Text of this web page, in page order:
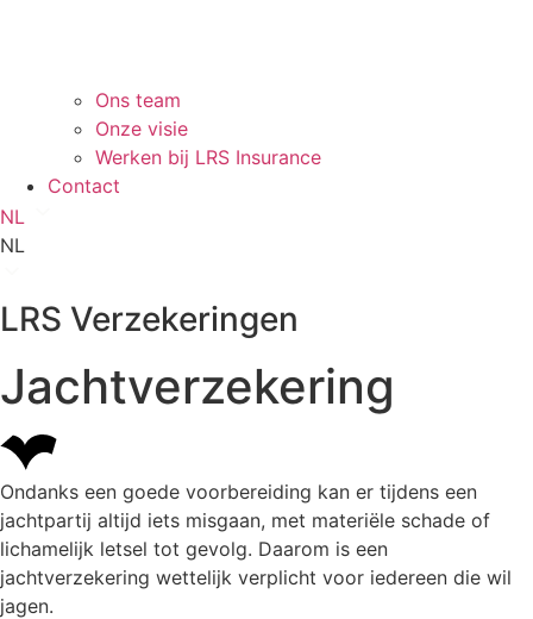
Ons team
Onze visie
Werken bij LRS Insurance
Contact
NL
NL
LRS Verzekeringen
Jachtverzekering
Ondanks een goede voorbereiding kan er tijdens een
jachtpartij altijd iets misgaan, met materiële schade of
lichamelijk letsel tot gevolg. Daarom is een
jachtverzekering wettelijk verplicht voor iedereen die wil
jagen.